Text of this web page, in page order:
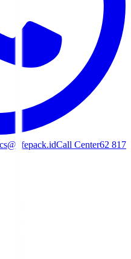
cs@lifepack.idCall Center62 817